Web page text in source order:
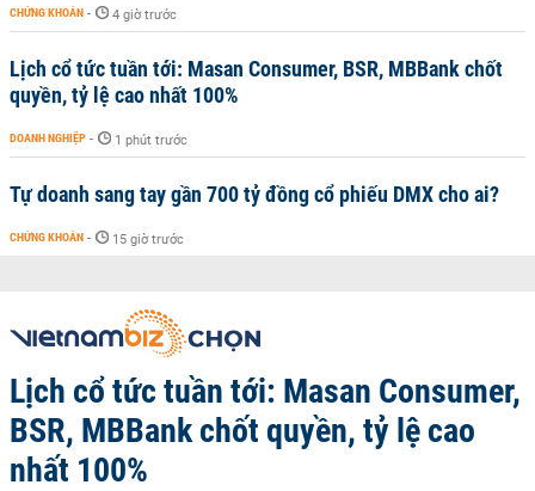
CHỨNG KHOÁN - 4 giờ trước
Lịch cổ tức tuần tới: Masan Consumer, BSR, MBBank chốt
quyền, tỷ lệ cao nhất 100%
DOANH NGHIỆP - 1 phút trước
Tự doanh sang tay gần 700 tỷ đồng cổ phiếu DMX cho ai?
CHỨNG KHOÁN - 15 giờ trước
Lịch cổ tức tuần tới: Masan Consumer,
BSR, MBBank chốt quyền, tỷ lệ cao
nhất 100%